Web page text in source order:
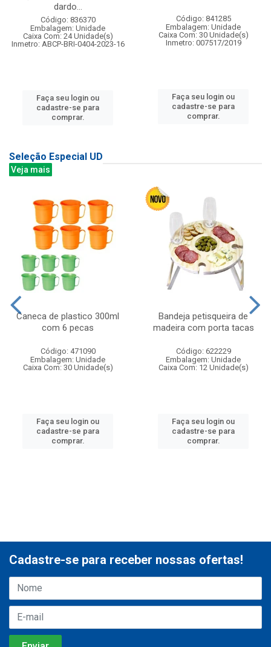
dardo...
Código: 836370
Embalagem: Unidade
Caixa Com: 24 Unidade(s)
Inmetro: ABCP-BRI-0404-2023-16
Faça seu login ou
cadastre-se para
comprar.
Código: 841285
Embalagem: Unidade
Caixa Com: 30 Unidade(s)
Inmetro: 007517/2019
Faça seu login ou
cadastre-se para
comprar.
Seleção Especial UD
Veja mais
Caneca de plastico 300ml
com 6 pecas
Código: 471090
Embalagem: Unidade
Caixa Com: 30 Unidade(s)
Faça seu login ou
cadastre-se para
comprar.
Bandeja petisqueira de
madeira com porta tacas
Código: 622229
Embalagem: Unidade
Caixa Com: 12 Unidade(s)
Faça seu login ou
cadastre-se para
comprar.
Cadastre-se para receber nossas ofertas!